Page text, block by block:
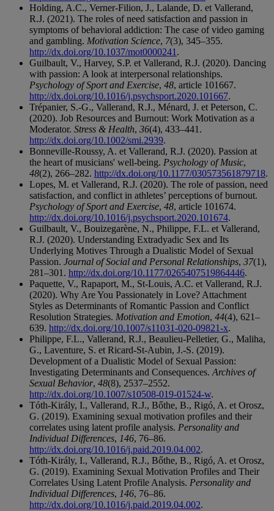
Holding, A.C., Verner-Filion, J., Lalande, D. et Vallerand,
R.J. (2021). The roles of need satisfaction and passion in
symptoms of behavioral addiction: The case of video gaming
and gambling. Motivation Science, 7(3), 345–355.
http://dx.doi.org/10.1037/mot0000241 .
Guilbault, V., Harvey, S.P. et Vallerand, R.J. (2020). Dancing
with passion: A look at interpersonal relationships.
Psychology of Sport and Exercise, 48, article 101667.
http://dx.doi.org/10.1016/j.psychsport.2020.101667.
Trépanier, S.-G., Vallerand, R.J., Ménard, J. et Peterson, C.
(2020). Job Resources and Burnout: Work Motivation as a
Moderator. Stress & Health, 36(4), 433–441.
http://dx.doi.org/10.1002/smi.2939.
Bonneville-Roussy, A. et Vallerand, R.J. (2020). Passion at
the heart of musicians' well-being. Psychology of Music,
48(2), 266–282. http://dx.doi.org/10.1177/030573561879718.
Lopes, M. et Vallerand, R.J. (2020). The role of passion, need
satisfaction, and conflict in athletes’ perceptions of burnout.
Psychology of Sport and Exercise, 48, article 101674.
http://dx.doi.org/10.1016/j.psychsport.2020.101674.
Guilbault, V., Bouizegarène, N., Philippe, F.L. et Vallerand,
R.J. (2020). Understanding Extradyadic Sex and Its
Underlying Motives Through a Dualistic Model of Sexual
Passion. Journal of Social and Personal Relationships, 37(1),
281–301. http://dx.doi.org/10.1177/0265407519864446.
Paquette, V., Rapaport, M., St-Louis, A.C. et Vallerand, R.J.
(2020). Why Are You Passionately in Love? Attachment
Styles as Determinants of Romantic Passion and Conflict
Resolution Strategies. Motivation and Emotion, 44(4), 621–
639. http://dx.doi.org/10.1007/s11031-020-09821-x.
Philippe, F.L., Vallerand, R.J., Beaulieu-Pelletier, G., Maliha,
G., Laventure, S. et Ricard-St-Aubin, J.-S. (2019).
Development of a Dualistic Model of Sexual Passion:
Investigating Determinants and Consequences. Archives of
Sexual Behavior, 48(8), 2537–2552.
http://dx.doi.org/10.1007/s10508-019-01524-w.
Tóth-Király, I., Vallerand, R.J., Bőthe, B., Rigó, A. et Orosz,
G. (2019). Examining sexual motivation profiles and their
correlates using latent profile analysis. Personality and
Individual Differences, 146, 76–86.
http://dx.doi.org/10.1016/j.paid.2019.04.002.
Tóth-Király, I., Vallerand, R.J., Bőthe, B., Rigó, A. et Orosz,
G. (2019). Examining Sexual Motivation Profiles and Their
Correlates Using Latent Profile Analysis. Personality and
Individual Differences, 146, 76–86.
http://dx.doi.org/10.1016/j.paid.2019.04.002.